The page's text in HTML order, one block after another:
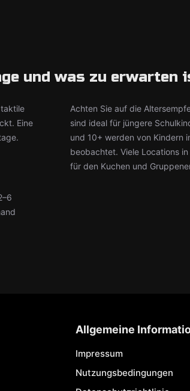
und was zu erwarten
Eine
Achten Sie auf die
sind ideal für jüngere
und 10+ werden von Kindern
beobachtet. Viele Locations
für den Kuchen und
Allgemeine
Impressum
Nutzungsbedingungen